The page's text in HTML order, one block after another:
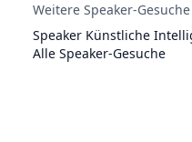
Weitere Speaker-Gesuche
Speaker Künstliche
Alle Speaker-Gesuche